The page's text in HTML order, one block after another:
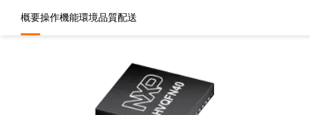
概要操作機能環境品質配送